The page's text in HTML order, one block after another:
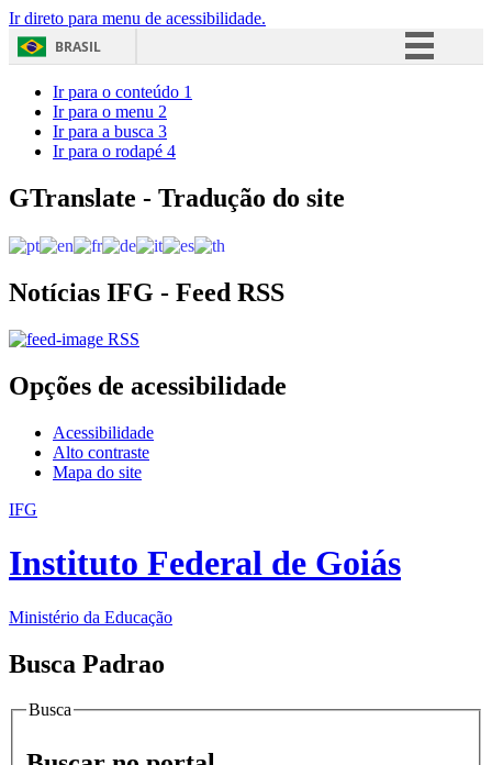
Ir direto para menu de acessibilidade.
BRASIL
Acesso à informação
Ir para o conteúdo 1
Ir para o menu 2
Ir para a busca 3
Ir para o rodapé 4
GTranslate - Tradução do site
Notícias IFG - Feed RSS
RSS
Opções de acessibilidade
Acessibilidade
Alto contraste
Mapa do site
IFG
Instituto Federal de Goiás
Ministério da Educação
Busca Padrao
Busca